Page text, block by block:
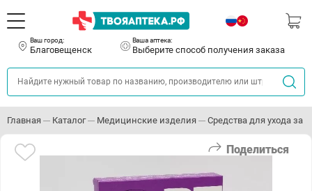
Ваш город:
Благовещенск
Ваша аптека:
Выберите способ получения заказа
Главная Каталог Медицинские изделия Средства для ухода за
Поделиться